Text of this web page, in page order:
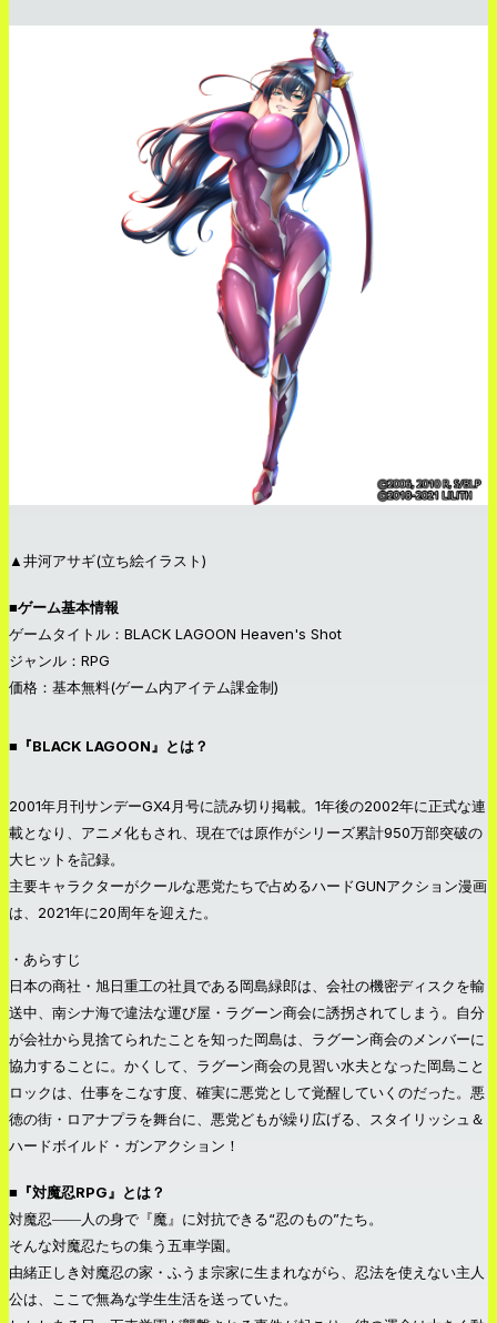
▲井河アサギ(立ち絵イラスト)
■ゲーム基本情報
ゲームタイトル：BLACK LAGOON Heaven's Shot
ジャンル：RPG
価格：基本無料(ゲーム内アイテム課金制)
■『BLACK LAGOON』とは？
2001年月刊サンデーGX4月号に読み切り掲載。1年後の2002年に正式な連
載となり、アニメ化もされ、現在では原作がシリーズ累計950万部突破の
大ヒットを記録。
主要キャラクターがクールな悪党たちで占めるハードGUNアクション漫画
は、2021年に20周年を迎えた。
・あらすじ
日本の商社・旭日重工の社員である岡島緑郎は、会社の機密ディスクを輸
送中、南シナ海で違法な運び屋・ラグーン商会に誘拐されてしまう。自分
が会社から見捨てられたことを知った岡島は、ラグーン商会のメンバーに
協力することに。かくして、ラグーン商会の見習い水夫となった岡島こと
ロックは、仕事をこなす度、確実に悪党として覚醒していくのだった。悪
徳の街・ロアナプラを舞台に、悪党どもが繰り広げる、スタイリッシュ＆
ハードボイルド・ガンアクション！
■『対魔忍RPG』とは？
対魔忍――人の身で『魔』に対抗できる“忍のもの”たち。
そんな対魔忍たちの集う五車学園。
由緒正しき対魔忍の家・ふうま宗家に生まれながら、忍法を使えない主人
公は、ここで無為な学生生活を送っていた。